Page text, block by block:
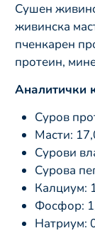
Сушен
живинска
пченкарен
протеин,
Аналитички
Суров
Масти:
Сурови
Сурова
Калциум:
Фосфор:
Натриум: